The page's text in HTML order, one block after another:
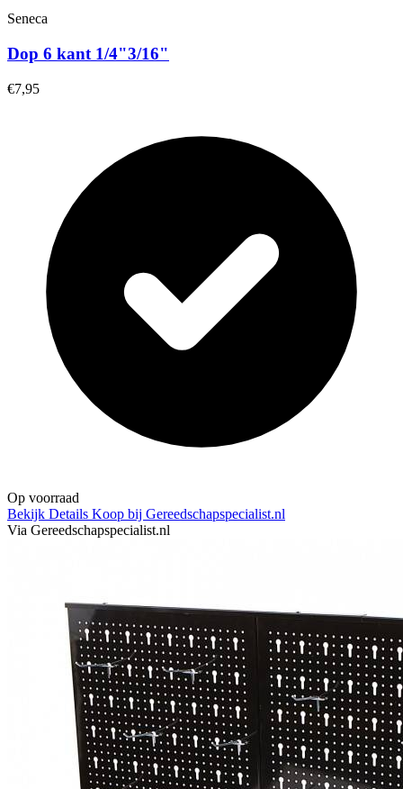
Seneca
Dop 6 kant 1/4"3/16"
€7,95
Op voorraad
Bekijk Details Koop bij Gereedschapspecialist.nl
Via Gereedschapspecialist.nl